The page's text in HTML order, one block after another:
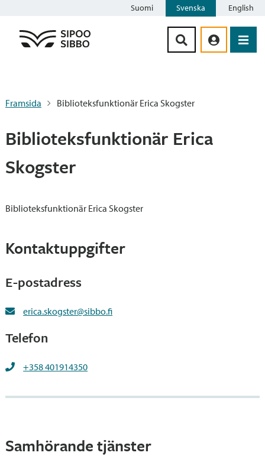
Suomi Svenska English
Framsida Biblioteksfunktionär Erica Skogster
Biblioteksfunktionär Erica
Skogster
Biblioteksfunktionär Erica Skogster
Kontaktuppgifter
E-postadress
erica.skogster@sibbo.fi
Telefon
+358 401914350
Samhörande tjänster